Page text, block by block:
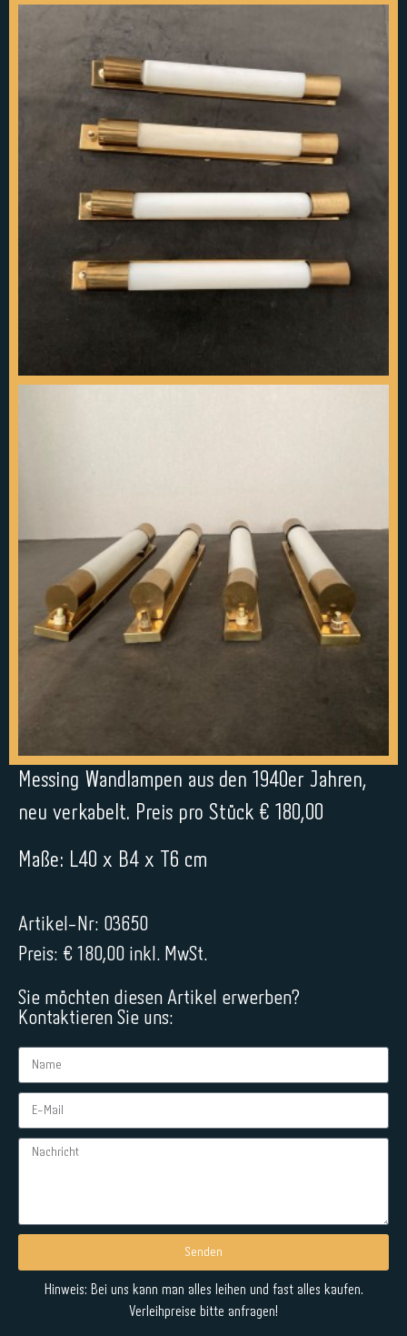
Messing Wandlampen aus den 1940er Jahren,
neu verkabelt. Preis pro Stück € 180,00
Maße: L40 x B4 x T6 cm
Artikel-Nr: 03650
Preis: € 180,00 inkl. MwSt.
Sie möchten diesen Artikel erwerben?
Kontaktieren Sie uns:
Senden
Alternative:
Hinweis: Bei uns kann man alles leihen und fast alles kaufen.
Verleihpreise bitte anfragen!